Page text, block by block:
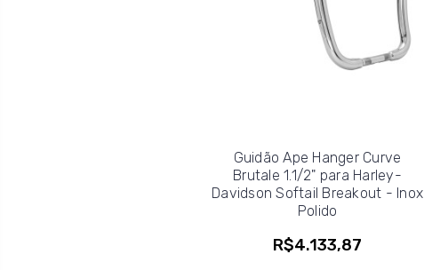
Guidão Ape Hanger Curve
Brutale 1.1/2" para Harley-
Davidson Softail Breakout - Inox
Polido
R$4.133,87